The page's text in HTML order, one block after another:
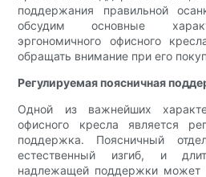
поддержания правильной
обсудим основные
эргономичного офисного
обращать внимание при его
Регулируемая поясничная
Одной из важнейших
офисного кресла является
поддержка. Поясничный
естественный изгиб, и
надлежащей поддержки может